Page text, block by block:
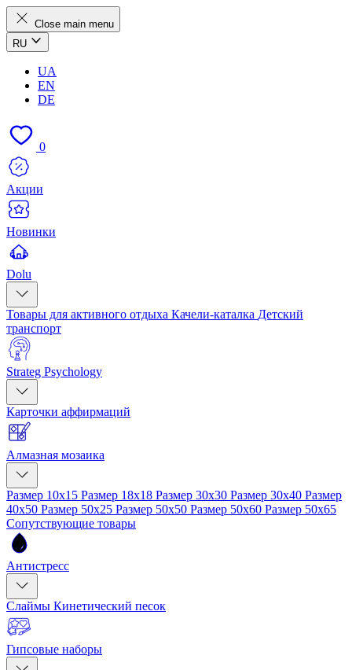
Close main menu
RU
UA
EN
DE
0
Акции
Новинки
Dolu
Товары для активного отдыха Качели-каталка Детский
транспорт
Strateg Psychology
Карточки аффирмаций
Алмазная мозаика
Размер 10x15 Размер 18x18 Размер 30x30 Размер 30x40 Размер
40x50 Размер 50x25 Размер 50x50 Размер 50x60 Размер 50x65
Сопутствующие товары
Антистресс
Слаймы Кинетический песок
Гипсовые наборы